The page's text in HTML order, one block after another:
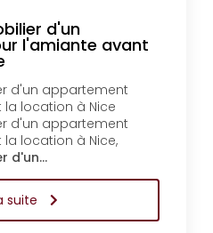
d'un
l'amiante avant
d'un appartement
location à Nice
d'un appartement
location à Nice,
d'un…
suite